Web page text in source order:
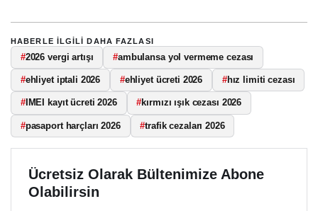
HABERLE ILGILI DAHA FAZLASI
#2026 vergi artışı #ambulansa yol vermeme cezası
#ehliyet iptali 2026 #ehliyet ücreti 2026 #hız limiti cezası
#IMEI kayıt ücreti 2026 #kırmızı ışık cezası 2026
#pasaport harçları 2026 #trafik cezaları 2026
Ücretsiz Olarak Bültenimize Abone
Olabilirsin